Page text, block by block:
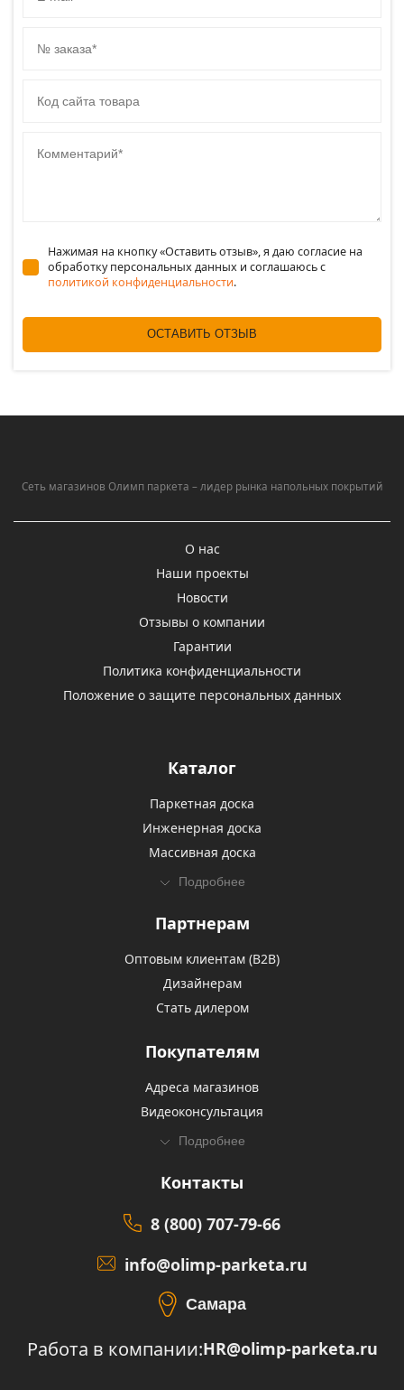
Нажимая на кнопку «Оставить отзыв», я даю согласие на
обработку персональных данных и соглашаюсь c
политикой конфиденциальности.
ОСТАВИТЬ ОТЗЫВ
Сеть магазинов Олимп паркета – лидер рынка напольных покрытий
О нас
Наши проекты
Новости
Отзывы о компании
Гарантии
Политика конфиденциальности
Положение о защите персональных данных
Каталог
Паркетная доска
Инженерная доска
Массивная доска
Подробнее
Партнерам
Оптовым клиентам (В2В)
Дизайнерам
Стать дилером
Покупателям
Адреса магазинов
Видеоконсультация
Подробнее
Контакты
8 (800) 707-79-66
info@olimp-parketa.ru
Самара
Работа в компании:HR@olimp-parketa.ru